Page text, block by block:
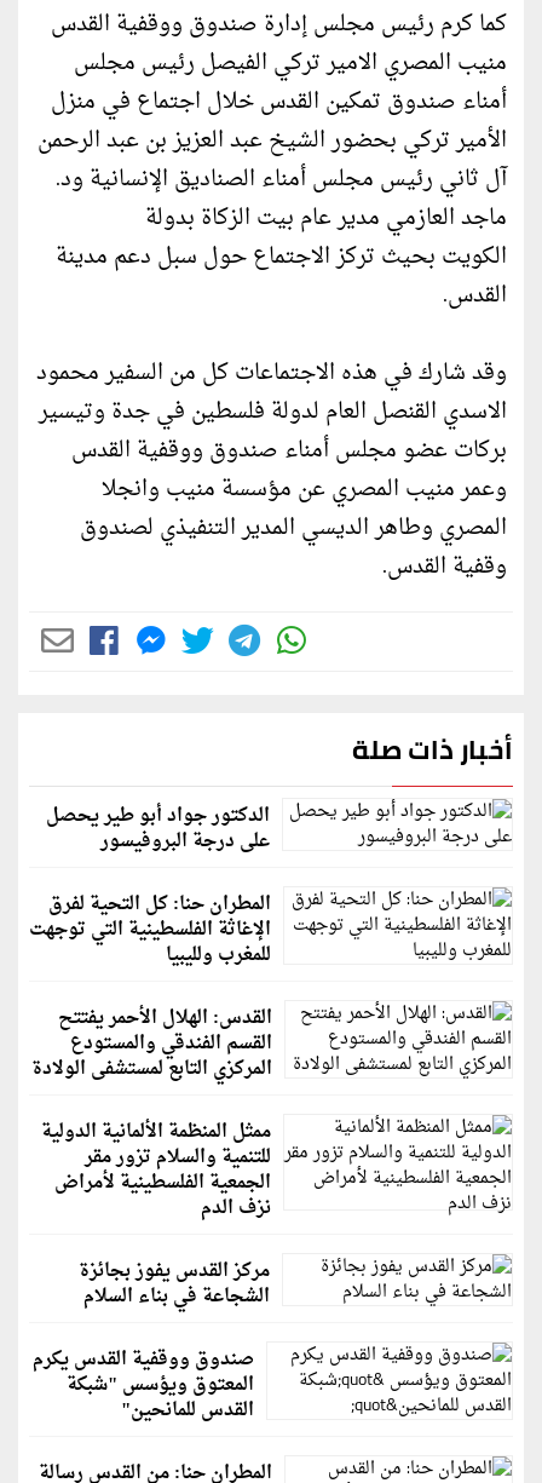
كما كرم رئيس مجلس إدارة صندوق ووقفية القدس
منيب المصري الامير تركي الفيصل رئيس مجلس
أمناء صندوق تمكين القدس خلال اجتماع في منزل
الأمير تركي بحضور الشيخ عبد العزيز بن عبد الرحمن
آل ثاني رئيس مجلس أمناء الصناديق الإنسانية ود.
ماجد العازمي مدير عام بيت الزكاة بدولة
الكويت بحيث تركز الاجتماع حول سبل دعم مدينة
القدس.
وقد شارك في هذه الاجتماعات كل من السفير محمود
الاسدي القنصل العام لدولة فلسطين في جدة وتيسير
بركات عضو مجلس أمناء صندوق ووقفية القدس
وعمر منيب المصري عن مؤسسة منيب وانجلا
المصري وطاهر الديسي المدير التنفيذي لصندوق
وقفية القدس.
أخبار ذات صلة
الدكتور جواد أبو طير يحصل
على درجة البروفيسور
المطران حنا: كل التحية لفرق
الإغاثة الفلسطينية التي توجهت
للمغرب ولليبيا
القدس: الهلال الأحمر يفتتح
القسم الفندقي والمستودع
المركزي التابع لمستشفى الولادة
ممثل المنظمة الألمانية الدولية
للتنمية والسلام تزور مقر
الجمعية الفلسطينية لأمراض
نزف الدم
مركز القدس يفوز بجائزة
الشجاعة في بناء السلام
صندوق ووقفية القدس يكرم
المعتوق ويؤسس "شبكة
القدس للمانحين"
المطران حنا: من القدس رسالة